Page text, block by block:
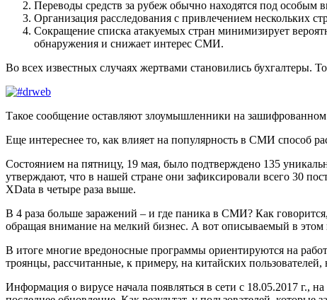
Переводы средств за рубеж обычно находятся под особым
Организация расследования с привлечением нескольких
Сокращение списка атакуемых стран минимизирует
обнаружения и снижает интерес СМИ.
Во всех известных случаях жертвами становились бухгалтеры.
Такое сообщение оставляют злоумышленники на
Еще интереснее то, как влияет на популярность в СМИ способ
Состоянием на пятницу, 19 мая, было подтверждено 135
утверждают, что в нашей стране они зафиксировали всего 30
XData в четыре раза выше.
В 4 раза больше заражений – и где паника в СМИ? Как
обращая внимание на мелкий бизнес. А вот описываемый в
В итоге многие вредоносные программы ориентируются на
троянцы, рассчитанные, к примеру, на китайских
Информация о вирусе начала появляться в сети с 18.05.2017 г.,